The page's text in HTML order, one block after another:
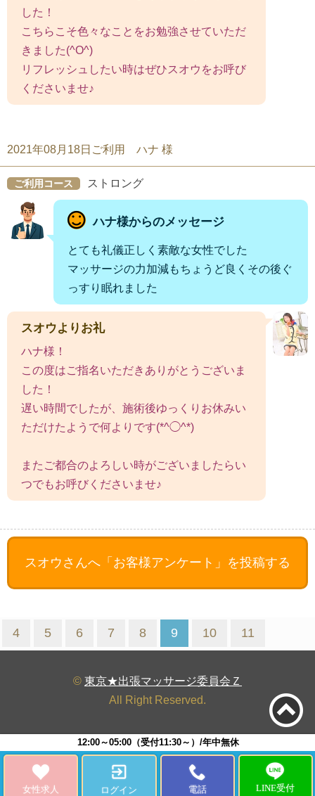
した！
こちらこそ色々なことをお勉強させていただ
きました(^O^)
リフレッシュしたい時はぜひスオウをお呼び
くださいませ♪
2021年08月18日ご利用 ハナ 様
ご利用コース ストロング
ハナ様からのメッセージ
とても礼儀正しく素敵な女性でした
マッサージの力加減もちょうど良くその後ぐ
っすり眠れました
スオウよりお礼
ハナ様！
この度はご指名いただきありがとうございま
した！
遅い時間でしたが、施術後ゆっくりお休みい
ただけたようで何よりです(*^◯^*)
またご都合のよろしい時がございましたらい
つでもお呼びくださいませ♪
スオウさんへ 「お客様アンケート」を投稿する
4 5 6 7 8 9 10 11
© 東京★出張マッサージ委員会Ｚ
All Right Reserved.
12:00～05:00（受付11:30～）/年中無休
女性求人 ログイン 電話 LINE受付